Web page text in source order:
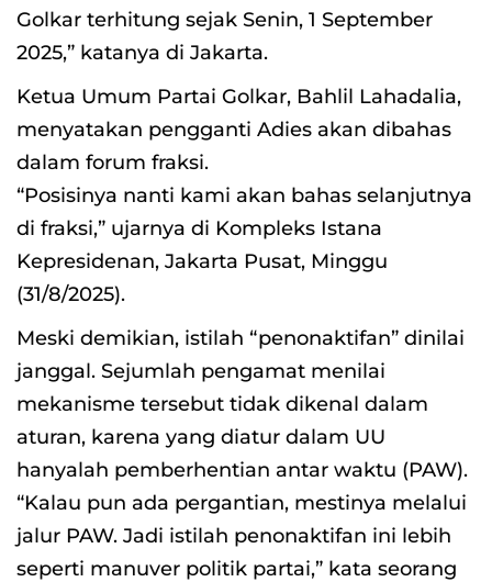
Golkar terhitung sejak Senin, 1 September
2025,” katanya di Jakarta.
Ketua Umum Partai Golkar, Bahlil Lahadalia,
menyatakan pengganti Adies akan dibahas
dalam forum fraksi.
“Posisinya nanti kami akan bahas selanjutnya
di fraksi,” ujarnya di Kompleks Istana
Kepresidenan, Jakarta Pusat, Minggu
(31/8/2025).
Meski demikian, istilah “penonaktifan” dinilai
janggal. Sejumlah pengamat menilai
mekanisme tersebut tidak dikenal dalam
aturan, karena yang diatur dalam UU
hanyalah pemberhentian antar waktu (PAW).
“Kalau pun ada pergantian, mestinya melalui
jalur PAW. Jadi istilah penonaktifan ini lebih
seperti manuver politik partai,” kata seorang